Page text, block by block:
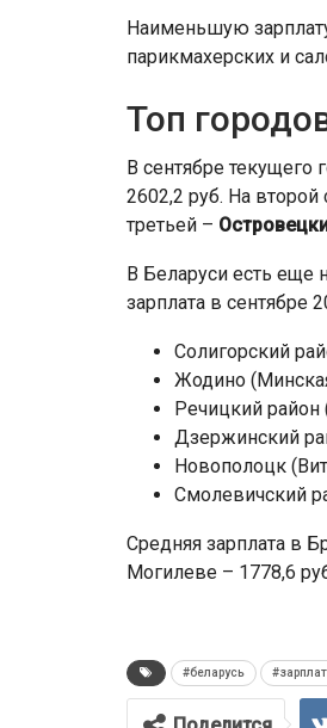
Наименьшую
парикмахерских и
Топ
В сентябре текущего
2602,2 руб. На второй
третьей –
В Беларуси есть еще
зарплата в сентябре
Солигорский
Жодино
Речицкий район
Дзержинский
Новополоцк
Смолевичский
Средняя зарплата в
Могилеве – 1778,6
#беларусь